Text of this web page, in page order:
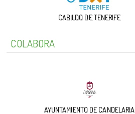
CABILDO DE TENERIFE
COLABORA
AYUNTAMIENTO DE CANDELARIA